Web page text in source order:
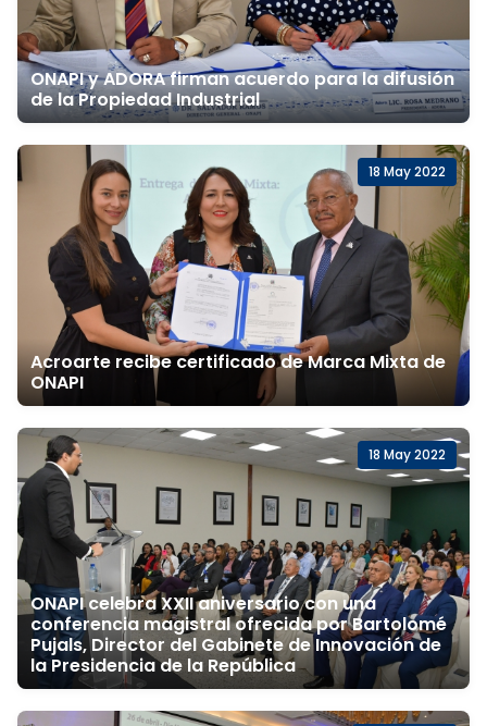
ONAPI y ADORA firman acuerdo para la difusión
de la Propiedad Industrial
18 May 2022
Acroarte recibe certificado de Marca Mixta de
ONAPI
18 May 2022
ONAPI celebra XXII aniversario con una
conferencia magistral ofrecida por Bartolomé
Pujals, Director del Gabinete de Innovación de
la Presidencia de la República